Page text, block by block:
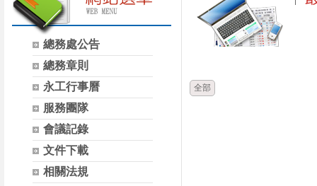
總務處公告
總務章則
永工行事曆
服務團隊
會議記錄
文件下載
相關法規
全部